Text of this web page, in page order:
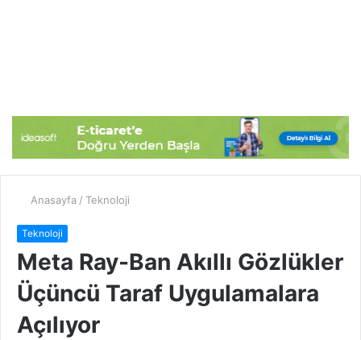
Anasayfa / Teknoloji
Teknoloji
Meta Ray-Ban Akıllı Gözlükler
Üçüncü Taraf Uygulamalara
Açılıyor